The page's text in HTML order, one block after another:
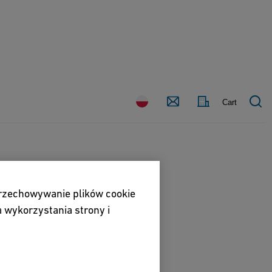
Kontakt Cart
plików cookie
wykorzystania strony i